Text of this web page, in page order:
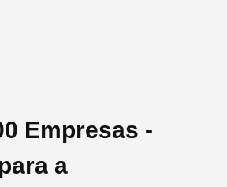
Empresas -
a